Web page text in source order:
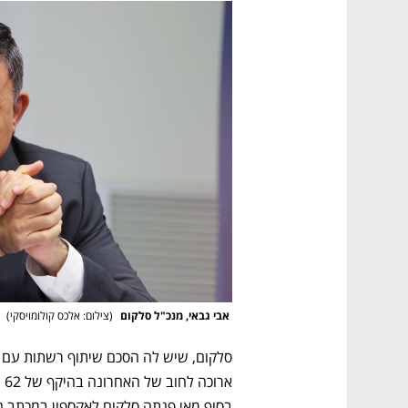
(צילום: אלכס קולומויסקי)